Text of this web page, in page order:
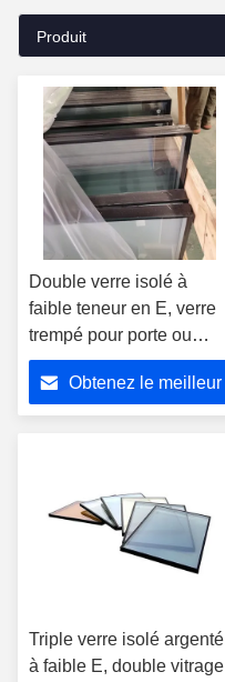
Produit
Double verre isolé à
faible teneur en E, verre
trempé pour porte ou
fenêtre
Obtenez le meilleur
Triple verre isolé argenté
à faible E, double vitrage